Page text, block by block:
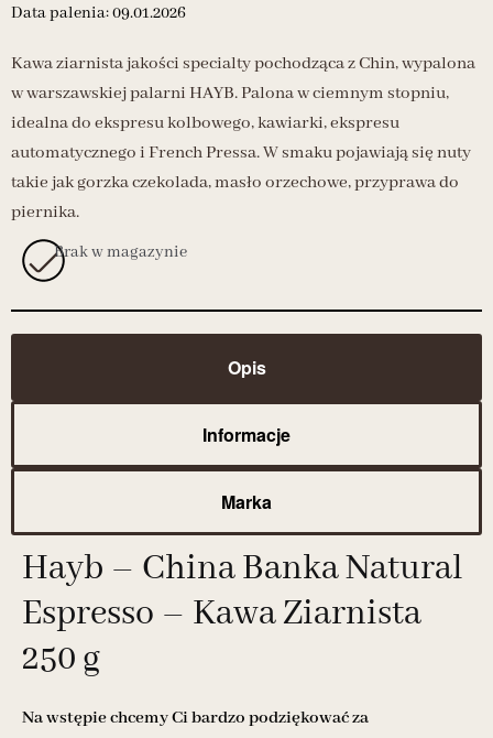
Data palenia: 09.01.2026
Kawa ziarnista jakości specialty pochodząca z Chin, wypalona
w warszawskiej palarni HAYB. Palona w ciemnym stopniu,
idealna do ekspresu kolbowego, kawiarki, ekspresu
automatycznego i French Pressa. W smaku pojawiają się nuty
takie jak gorzka czekolada, masło orzechowe, przyprawa do
piernika.
Brak w magazynie
Opis
Informacje
Marka
Hayb – China Banka Natural
Espresso – Kawa Ziarnista
250 g
Na wstępie chcemy Ci bardzo podziękować za